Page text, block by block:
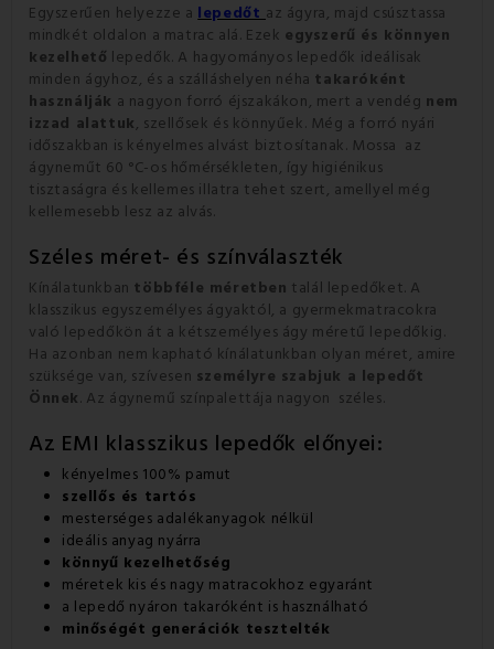
Egyszerűen helyezze a lepedőt az ágyra, majd csúsztassa
mindkét oldalon a matrac alá. Ezek egyszerű és könnyen
kezelhető lepedők. A hagyományos lepedők ideálisak
minden ágyhoz, és a szálláshelyen néha takaróként
használják a nagyon forró éjszakákon, mert a vendég nem
izzad alattuk, szellősek és könnyűek. Még a forró nyári
időszakban is kényelmes alvást biztosítanak. Mossa az
ágyneműt 60 °C-os hőmérsékleten, így higiénikus
tisztaságra és kellemes illatra tehet szert, amellyel még
kellemesebb lesz az alvás.
Széles méret- és színválaszték
Kínálatunkban többféle méretben talál lepedőket. A
klasszikus egyszemélyes ágyaktól, a gyermekmatracokra
való lepedőkön át a kétszemélyes ágy méretű lepedőkig.
Ha azonban nem kapható kínálatunkban olyan méret, amire
szüksége van, szívesen személyre szabjuk a lepedőt
Önnek. Az ágynemű színpalettája nagyon széles.
Az EMI klasszikus lepedők előnyei:
kényelmes 100% pamut
szellős és tartós
mesterséges adalékanyagok nélkül
ideális anyag nyárra
könnyű kezelhetőség
méretek kis és nagy matracokhoz egyaránt
a lepedő nyáron takaróként is használható
minőségét generációk tesztelték